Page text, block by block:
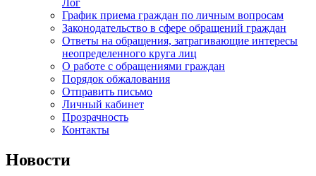
Лог
График приема граждан по личным вопросам
Законодательство в сфере обращений граждан
Ответы на обращения, затрагивающие интересы
неопределенного круга лиц
О работе с обращениями граждан
Порядок обжалования
Отправить письмо
Личный кабинет
Прозрачность
Контакты
Новости